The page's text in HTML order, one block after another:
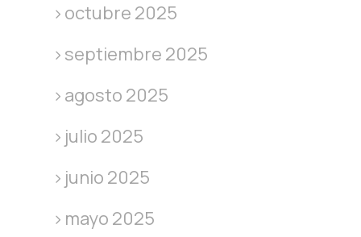
octubre 2025
septiembre 2025
agosto 2025
julio 2025
junio 2025
mayo 2025